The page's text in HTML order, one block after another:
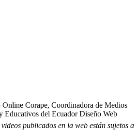
publicados en la web están sujetos a
Corape, Coordinadora de Medios
Educativos del Ecuador Diseño Web